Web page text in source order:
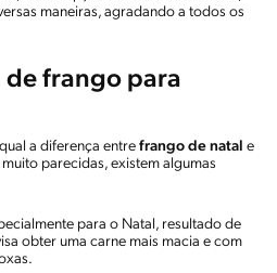
maneiras, agradando a todos os
de frango para
a diferença entre frango de natal e
parecidas, existem algumas
para o Natal, resultado de
obter uma carne mais macia e com